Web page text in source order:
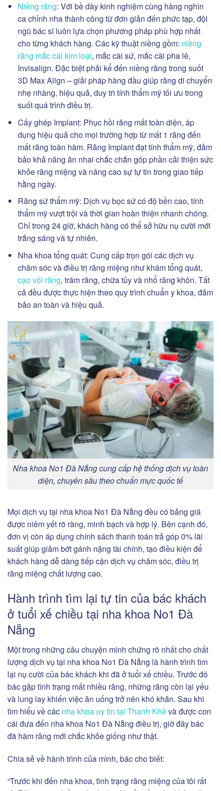
Niềng răng: Với bề dày kinh nghiệm cùng hàng nghìn
ca chỉnh nha thành công từ đơn giản đến phức tạp, đội
ngũ bác sĩ luôn lựa chọn phương pháp phù hợp nhất
cho từng khách hàng. Các kỹ thuật niềng gồm: niềng
răng mắc cài kim loại, mắc cài sứ, mắc cài pha lê,
Invisalign. Đặc biệt phải kể đến niềng răng trong suốt
3D Max Align – giải pháp hàng đầu giúp răng di chuyển
nhẹ nhàng, hiệu quả, duy trì tính thẩm mỹ tối ưu trong
suốt quá trình điều trị.
Cấy ghép Implant: Phục hồi răng mất toàn diện, áp
dụng hiệu quả cho mọi trường hợp từ mất 1 răng đến
mất răng toàn hàm. Răng Implant đạt tính thẩm mỹ, đảm
bảo khả năng ăn nhai chắc chắn góp phần cải thiện sức
khỏe răng miệng và nâng cao sự tự tin trong giao tiếp
hằng ngày.
Răng sứ thẩm mỹ: Dịch vụ bọc sứ có độ bền cao, tính
thẩm mỹ vượt trội và thời gian hoàn thiện nhanh chóng.
Chỉ trong 24 giờ, khách hàng có thể sở hữu nụ cười mới
trắng sáng và tự nhiên.
Nha khoa tổng quát: Cung cấp trọn gói các dịch vụ
chăm sóc và điều trị răng miệng như khám tổng quát,
cạo vôi răng, trám răng, chữa tủy và nhổ răng khôn. Tất
cả đều được thực hiện theo quy trình chuẩn y khoa, đảm
bảo an toàn và hiệu quả.
Nha khoa No1 Đà Nẵng cung cấp hệ thống dịch vụ toàn
diện, chuyên sâu theo chuẩn mực quốc tế
Mọi dịch vụ tại nha khoa No1 Đà Nẵng đều có bảng giá
được niêm yết rõ ràng, minh bạch và hợp lý. Bên cạnh đó,
đơn vị còn áp dụng chính sách thanh toán trả góp 0% lãi
suất giúp giảm bớt gánh nặng tài chính, tạo điều kiện để
khách hàng dễ dàng tiếp cận dịch vụ chăm sóc, điều trị
răng miệng chất lượng cao.
Hành trình tìm lại tự tin của bác khách
ở tuổi xế chiều tại nha khoa No1 Đà
Nẵng
Một trong những câu chuyện minh chứng rõ nhất cho chất
lượng dịch vụ tại nha khoa No1 Đà Nẵng là hành trình tìm
lại nụ cười của bác khách khi đã ở tuổi xế chiều. Trước đó
bác gặp tình trạng mất nhiều răng, những răng còn lại yếu
và lung lay khiến việc ăn uống trở nên khó khăn. Sau khi
tìm hiểu về các nha khoa uy tín tại Thanh Khêvà được con
cái đưa đến nha khoa No1 Đà Nẵng điều trị, giờ đây bác
đã hàm răng mới chắc khỏe giống như thật.
Chia sẻ về hành trình của mình, bác cho biết:
“Trước khi đến nha khoa, tình trạng răng miệng của tôi rất